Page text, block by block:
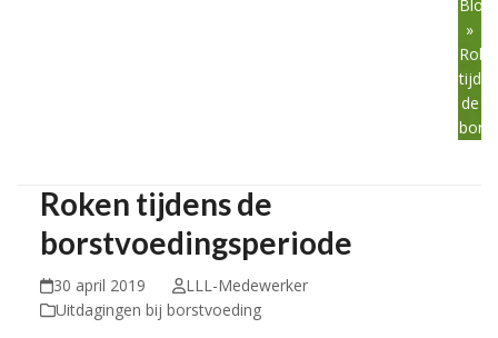
Blog
»
de
Roken tijdens de
borstvoedingsperiode
30 april 2019
LLL-Medewerker
Uitdagingen bij borstvoeding